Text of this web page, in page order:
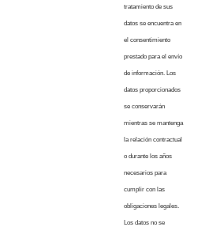
tratamiento de sus
datos se encuentra en
el consentimiento
prestado para el envío
de información. Los
datos proporcionados
se conservarán
mientras se mantenga
la relación contractual
o durante los años
necesarios para
cumplir con las
obligaciones legales.
Los datos no se